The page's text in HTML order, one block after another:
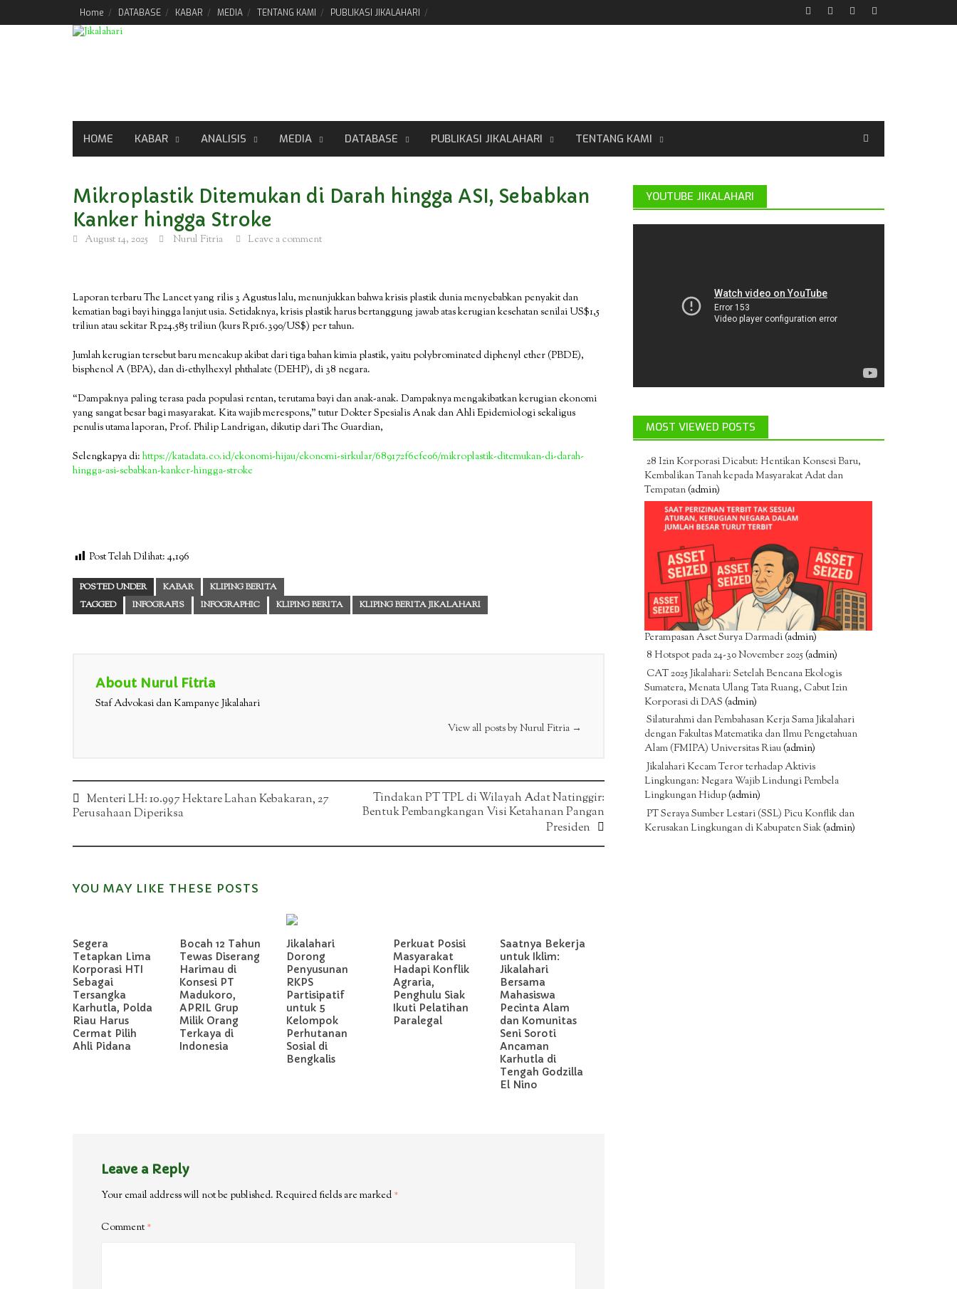
Home DATABASE KABAR MEDIA TENTANG KAMI PUBLIKASI JIKALAHARI
HOME KABAR ANALISIS MEDIA DATABASE PUBLIKASI JIKALAHARI TENTANG KAMI
Mikroplastik Ditemukan di Darah hingga ASI, Sebabkan
Kanker hingga Stroke
August 14, 2025 Nurul Fitria Leave a comment
Laporan terbaru The Lancet yang rilis 3 Agustus lalu, menunjukkan bahwa krisis plastik dunia menyebabkan penyakit dan
kematian bagi bayi hingga lanjut usia. Setidaknya, krisis plastik harus bertanggung jawab atas kerugian kesehatan senilai US$1,5
triliun atau sekitar Rp24.585 triliun (kurs Rp16.390/US$) per tahun.
Jumlah kerugian tersebut baru mencakup akibat dari tiga bahan kimia plastik, yaitu polybrominated diphenyl ether (PBDE),
bisphenol A (BPA), dan di-ethylhexyl phthalate (DEHP), di 38 negara.
“Dampaknya paling terasa pada populasi rentan, terutama bayi dan anak-anak. Dampaknya mengakibatkan kerugian ekonomi
yang sangat besar bagi masyarakat. Kita wajib merespons,” tutur Dokter Spesialis Anak dan Ahli Epidemiologi sekaligus
penulis utama laporan, Prof. Philip Landrigan, dikutip dari The Guardian,
Selengkapya di: https://katadata.co.id/ekonomi-hijau/ekonomi-sirkular/689172f6efe06/mikroplastik-ditemukan-di-darah-
hingga-asi-sebabkan-kanker-hingga-stroke
Post Telah Dilihat: 4,196
POSTED UNDER KABAR
KLIPING BERITA
TAGGED
INFOGRAFIS INFOGRAPHIC KLIPING BERITA KLIPING BERITA JIKALAHARI
About Nurul Fitria
Staf Advokasi dan Kampanye Jikalahari
View all posts by Nurul Fitria →
Post
navigation
Menteri LH: 10.997 Hektare Lahan Kebakaran, 27
Perusahaan Diperiksa
Tindakan PT TPL di Wilayah Adat Natinggir:
Bentuk Pembangkangan Visi Ketahanan Pangan
Presiden
YOU MAY LIKE THESE POSTS
Segera
Tetapkan Lima
Korporasi HTI
Sebagai
Tersangka
Karhutla, Polda
Riau Harus
Cermat Pilih
Ahli Pidana
Bocah 12 Tahun
Tewas Diserang
Harimau di
Konsesi PT
Madukoro,
APRIL Grup
Milik Orang
Terkaya di
Indonesia
Jikalahari
Dorong
Penyusunan
RKPS
Partisipatif
untuk 5
Kelompok
Perhutanan
Sosial di
Bengkalis
Perkuat Posisi
Masyarakat
Hadapi Konflik
Agraria,
Penghulu Siak
Ikuti Pelatihan
Paralegal
Saatnya Bekerja
untuk Iklim:
Jikalahari
Bersama
Mahasiswa
Pecinta Alam
dan Komunitas
Seni Soroti
Ancaman
Karhutla di
Tengah Godzilla
El Nino
Leave a Reply
Your email address will not be published. Required fields are marked *
Comment*
YOUTUBE JIKALAHARI
MOST VIEWED POSTS
28 Izin Korporasi Dicabut: Hentikan Konsesi Baru,
Kembalikan Tanah kepada Masyarakat Adat dan
Tempatan(admin)
Perampasan Aset Surya Darmadi(admin)
8 Hotspot pada 24-30 November 2025(admin)
CAT 2025 Jikalahari: Setelah Bencana Ekologis
Sumatera, Menata Ulang Tata Ruang, Cabut Izin
Korporasi di DAS (admin)
Silaturahmi dan Pembahasan Kerja Sama Jikalahari
dengan Fakultas Matematika dan Ilmu Pengetahuan
Alam (FMIPA) Universitas Riau(admin)
Jikalahari Kecam Teror terhadap Aktivis
Lingkungan: Negara Wajib Lindungi Pembela
Lingkungan Hidup(admin)
PT Seraya Sumber Lestari (SSL) Picu Konflik dan
Kerusakan Lingkungan di Kabupaten Siak(admin)